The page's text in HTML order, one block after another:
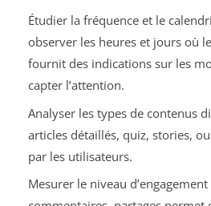
Étudier la fréquence et le
observer les heures et jours où
fournit des indications sur les
capter l’attention.
Analyser les types de contenus
articles détaillés, quiz, stories,
par les utilisateurs.
Mesurer le niveau